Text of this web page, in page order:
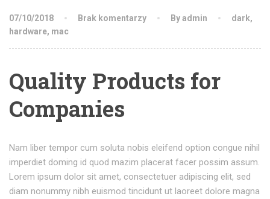
07/10/2018 Brak komentarzy By admin dark,
hardware, mac
Quality Products for
Companies
Nam liber tempor cum soluta nobis eleifend option congue nihil
imperdiet doming id quod mazim placerat facer possim assum.
Lorem ipsum dolor sit amet, consectetuer adipiscing elit, sed
diam nonummy nibh euismod tincidunt ut laoreet dolore magna